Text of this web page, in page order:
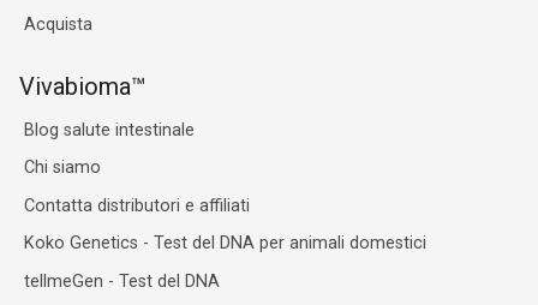
Acquista
Vivabioma™
Blog salute intestinale
Chi siamo
Contatta distributori e affiliati
Koko Genetics - Test del DNA per animali domestici
tellmeGen - Test del DNA